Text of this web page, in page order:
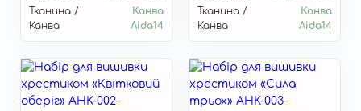
Тканина /
Канва
Канва
Aida14
Тканина /
Канва
Канва
Aida14